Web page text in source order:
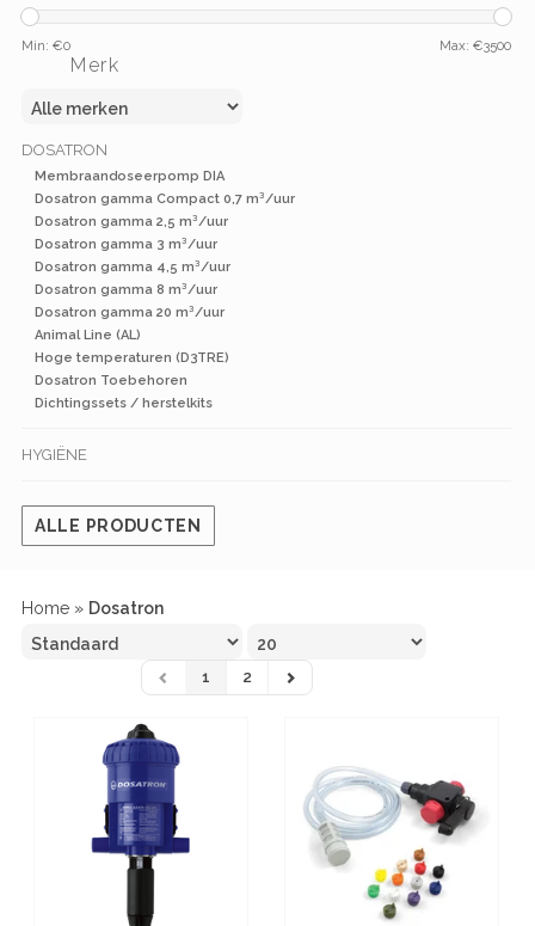
Min: €0 Max: €3500
Merk
DOSATRON
Membraandoseerpomp DIA
Dosatron gamma Compact 0,7 m³/uur
Dosatron gamma 2,5 m³/uur
Dosatron gamma 3 m³/uur
Dosatron gamma 4,5 m³/uur
Dosatron gamma 8 m³/uur
Dosatron gamma 20 m³/uur
Animal Line (AL)
Hoge temperaturen (D3TRE)
Dosatron Toebehoren
Dichtingssets / herstelkits
HYGIËNE
ALLE PRODUCTEN
Home » Dosatron
1 2